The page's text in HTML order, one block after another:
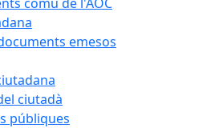
emesos
ciutadà
públiques